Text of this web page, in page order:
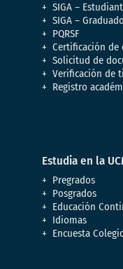
SIGA –
SIGA –
PQRSF
Certificación de
Solicitud de
Verificación de
Registro
Estudia en la
Pregrados
Posgrados
Educación
Idiomas
Encuesta